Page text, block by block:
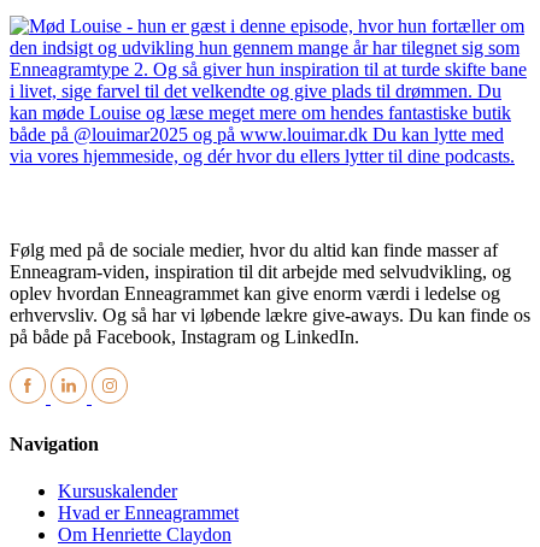
Følg med på de sociale medier, hvor du altid kan finde masser af
Enneagram-viden, inspiration til dit arbejde med selvudvikling, og
oplev hvordan Enneagrammet kan give enorm værdi i ledelse og
erhvervsliv. Og så har vi løbende lækre give-aways. Du kan finde os
på både på Facebook, Instagram og LinkedIn.
Navigation
Kursuskalender
Hvad er Enneagrammet
Om Henriette Claydon